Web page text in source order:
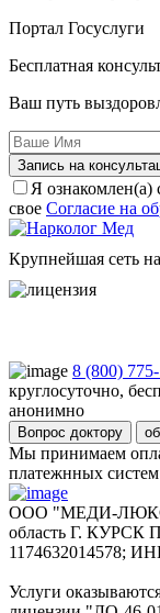
Портал Госуслуги
Бесплатная
Ваш путь
Запись на
Я ознакомлен(а)
свое Согласие на
Крупнейшая сеть
8 (800)
круглосуточно,
анонимно
Вопрос доктору
Мы принимаем
платежнных систем
ООО "МЕДИ-ЛЮКС";
область Г.
1174632014578;
Услуги